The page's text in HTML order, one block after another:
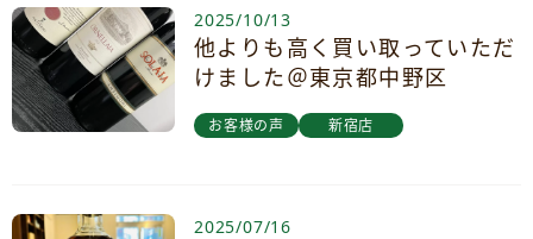
2025/10/13
他よりも高く買い取っていただ
けました＠東京都中野区
お客様の声 新宿店
2025/07/16